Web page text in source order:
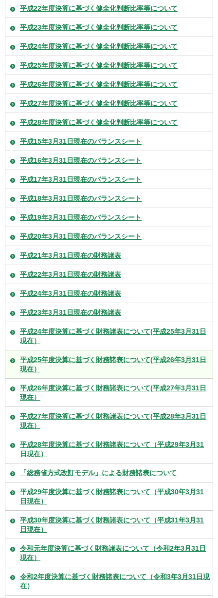
平成22年度決算に基づく健全化判断比率等について
平成23年度決算に基づく健全化判断比率等について
平成24年度決算に基づく健全化判断比率等について
平成25年度決算に基づく健全化判断比率等について
平成26年度決算に基づく健全化判断比率等について
平成27年度決算に基づく健全化判断比率等について
平成28年度決算に基づく健全化判断比率等について
平成15年3月31日現在のバランスシート
平成16年3月31日現在のバランスシート
平成17年3月31日現在のバランスシート
平成18年3月31日現在のバランスシート
平成19年3月31日現在のバランスシート
平成20年3月31日現在のバランスシート
平成21年3月31日現在の財務諸表
平成22年3月31日現在の財務諸表
平成24年3月31日現在の財務諸表
平成23年3月31日現在の財務諸表
平成24年度決算に基づく財務諸表について(平成25年3月31日
現在）
平成25年度決算に基づく財務諸表について(平成26年3月31日
現在）
平成26年度決算に基づく財務諸表について(平成27年3月31日
現在）
平成27年度決算に基づく財務諸表について(平成28年3月31日
現在）
平成28年度決算に基づく財務諸表について（平成29年3月31
日現在）
「総務省方式改訂モデル」による財務諸表について
平成29年度決算に基づく財務諸表について（平成30年3月31
日現在）
平成30年度決算に基づく財務諸表について（平成31年3月31
日現在）
令和元年度決算に基づく財務諸表について（令和2年3月31日
現在）
令和2年度決算に基づく財務諸表について（令和3年3月31日現
在）